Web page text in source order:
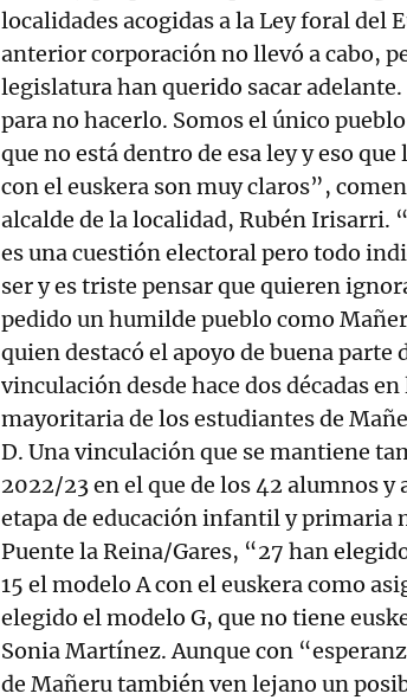
localidades acogidas a la Ley foral del
anterior corporación no llevó a cabo,
legislatura han querido sacar
para no hacerlo. Somos el único
que no está dentro de esa ley y eso
con el euskera son muy claros”,
alcalde de la localidad, Rubén Irisarri.
es una cuestión electoral pero todo
ser y es triste pensar que quieren
pedido un humilde pueblo como
quien destacó el apoyo de buena parte
vinculación desde hace dos décadas
mayoritaria de los estudiantes de
D. Una vinculación que se mantiene
2022/23 en el que de los 42 alumnos y
etapa de educación infantil y primaria
Puente la Reina/Gares, “27 han
15 el modelo A con el euskera como
elegido el modelo G, que no tiene
Sonia Martínez. Aunque con
de Mañeru también ven lejano un